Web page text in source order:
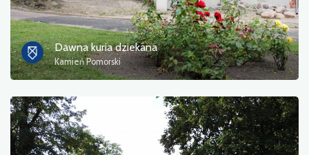
Dawna kuria dziekana
Kamień Pomorski